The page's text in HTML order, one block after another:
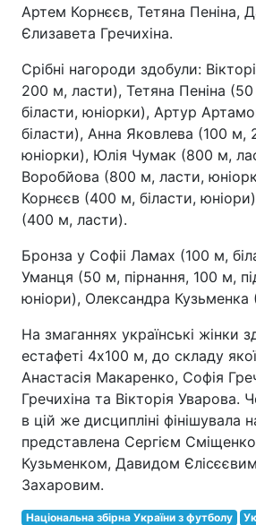
Артем Корнєєв, Тетяна Пеніна,
Єлизавета Гречихіна.
Срібні нагороди здобули:
200 м, ласти), Тетяна Пеніна
біласти, юніорки), Артур
біласти), Анна Яковлева (100 м,
юніорки), Юлія Чумак (800 м,
Воробйова (800 м, ласти,
Корнєєв (400 м, біласти,
(400 м, ласти).
Бронза у Софіі Ламах (100 м,
Уманця (50 м, пірнання, 100 м,
юніори), Олександра
На змаганнях українські жінки
естафеті 4х100 м, до складу
Анастасія Макаренко, Софія
Гречихіна та Вікторія Уварова.
в цій же дисципліні фінішувала
представлена Сергієм
Кузьменком, Давидом
Захаровим.
Національна збірна України з футболу